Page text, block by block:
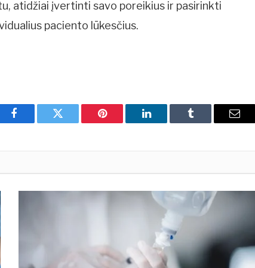
atidžiai įvertinti savo poreikius ir pasirinkti
paciento lūkesčius.
Facebook Twitter Pinterest LinkedIn Tumblr